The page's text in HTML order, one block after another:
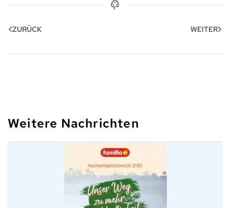
ZURÜCK WEITER
Weitere Nachrichten